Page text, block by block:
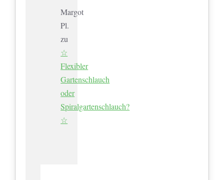
Margot
Pl.
zu
☆
Flexibler
Gartenschlauch
oder
Spiralgartenschlauch?
☆